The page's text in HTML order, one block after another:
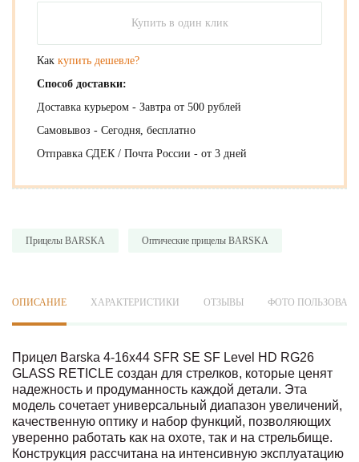
Купить в один клик
Как купить дешевле?
Способ доставки:
Доставка курьером - Завтра от 500 рублей
Самовывоз - Сегодня, бесплатно
Отправка СДЕК / Почта России - от 3 дней
Прицелы BARSKA Оптические прицелы BARSKA
ОПИСАНИЕ ХАРАКТЕРИСТИКИ ОТЗЫВЫ ФОТО
Прицел Barska 4-16x44 SFR SE SF Level HD RG26
GLASS RETICLE создан для стрелков, которые ценят
надежность и продуманность каждой детали. Эта
модель сочетает универсальный диапазон увеличений,
качественную оптику и набор функций, позволяющих
уверенно работать как на охоте, так и на стрельбище.
Конструкция рассчитана на интенсивную эксплуатацию